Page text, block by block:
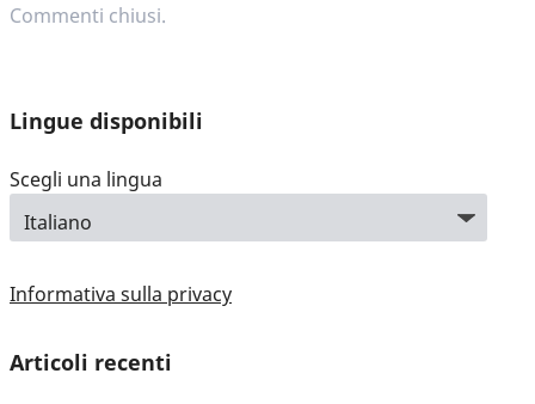
Commenti chiusi.
Lingue disponibili
Scegli una lingua
Informativa sulla privacy
Articoli recenti